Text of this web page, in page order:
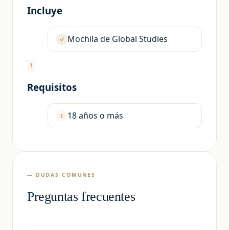
Incluye
Mochila de Global Studies
Requisitos
18 años o más
— DUDAS COMUNES
Preguntas frecuentes